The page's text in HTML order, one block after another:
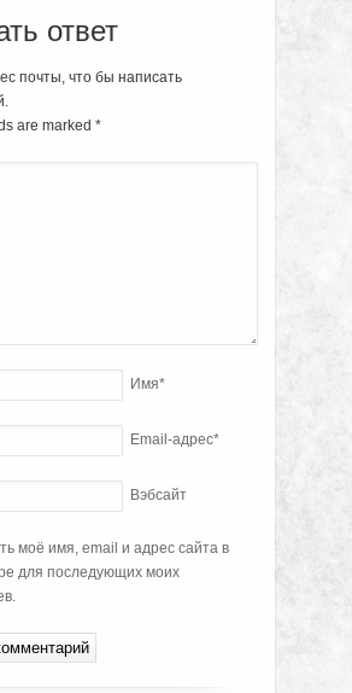
ответ
почты, что бы написать
are marked *
Имя*
Email-адрес*
Вэбсайт
моё имя, email и адрес сайта в
для последующих моих